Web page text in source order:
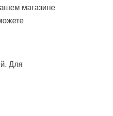
магазине
Для